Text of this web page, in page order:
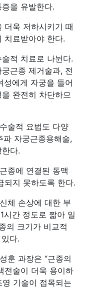
을 유발한다.
더욱 저하시키기 때
치료받아야 한다.
적 치료로 나뉜다.
근종 제거술과, 전
성에게 자궁을 들어
완전히 차단하므
술적 요법도 다양
자궁근종용해술,
다.
종에 연결된 동맥
되지 못하도록 한다.
체 손상에 대한 부
시간 정도로 짧아 일
의 크기가 비교적
다.
훈 과장은 “근종의
전술이 더욱 용이하
영 기술이 접목되는